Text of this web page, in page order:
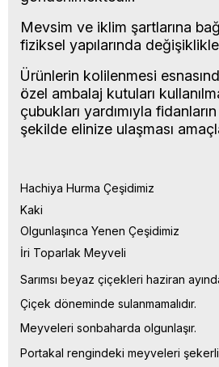
Mevsim ve iklim şartlarına
fiziksel yapılarında
Ürünlerin kolilenmesi
özel ambalaj kutuları
çubukları yardımıyla
şekilde elinize ulaşması
Hachiya Hurma Çeşidimiz
Kaki
Olgunlaşınca Yenen Çeşidimiz
İri Toparlak Meyveli
Sarımsı beyaz çiçekleri haziran
Çiçek döneminde sulanmamalıdır.
Meyveleri sonbaharda olgunlaşır.
Portakal rengindeki meyveleri